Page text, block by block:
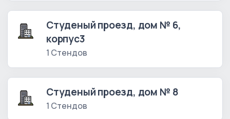
Студеный проезд, дом № 6,
корпус3
1 Стендов
Студеный проезд, дом № 8
1 Стендов